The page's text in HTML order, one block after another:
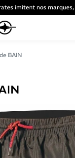
imitent nos
BAIN